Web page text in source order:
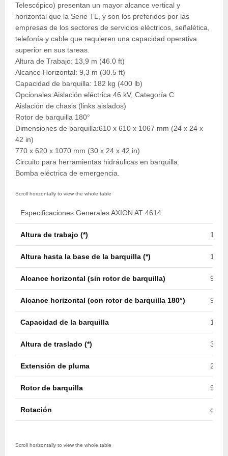
Telescópico) presentan un mayor alcance vertical y
horizontal que la Serie TL, y son los preferidos por las
empresas de los sectores de servicios eléctricos, señalética,
telefonía y cable que requieren una capacidad operativa
superior en sus tareas.
Altura de Trabajo: 13,9 m (46.0 ft)
Alcance Horizontal: 9,3 m (30.5 ft)
Capacidad de barquilla: 182 kg (400 lb)
Opcionales:Aislación eléctrica 46 kV, Categoría C
Aislación de chasis (links aislados)
Rotor de barquilla 180°
Dimensiones de barquilla:610 x 610 x 1067 mm (24 x 24 x
42 in)
770 x 620 x 1070 mm (30 x 24 x 42 in)
Circuito para herramientas hidráulicas en barquilla.
Bomba eléctrica de emergencia.
Especificaciones Generales AXION AT 4614
Altura de trabajo (*) 13,9
Altura hasta la base de la barquilla (*) 12,4
Alcance horizontal (sin rotor de barquilla) 9,0
Alcance horizontal (con rotor de barquilla 180°) 9,3
Capacidad de la barquilla 182
Altura de traslado (*) 3,3
Extensión de pluma 2,5
Rotor de barquilla 90º /
Rotación